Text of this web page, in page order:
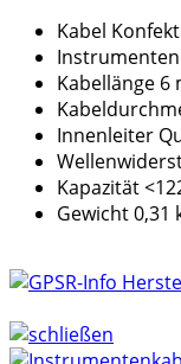
Kabel
Kabellänge 6
Innenleiter
Kapazität
Gewicht 0,31